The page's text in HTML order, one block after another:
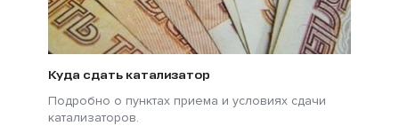
Куда сдать катализатор
Подробно о пунктах приема и условиях сдачи
катализаторов.